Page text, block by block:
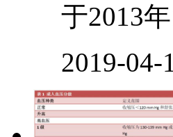
于2013
2019-04-